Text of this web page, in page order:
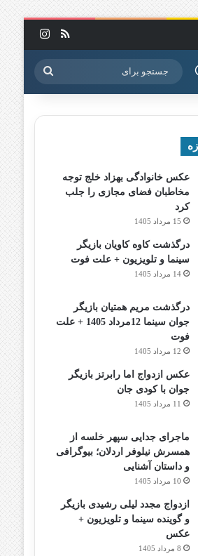
خوراک
تغییر پوسته جستجو
برای
عکس خانوادگی بهزاد خلج توجه
مخاطبان فضای مجازی را جلب
کرد
15 مرداد 1405
درگذشت کاوه کاویان بازیگر
سینما و تلویزیون + علت فوت
14 مرداد 1405
درگذشت مریم همتیان بازیگر
جوان سینما 12مرداد 1405 + علت
فوت
12 مرداد 1405
عکس ازدواج اما رابرتز بازیگر
جوان با کودی جان
11 مرداد 1405
ماجرای جدایی سپهر خلسه از
همسرش نیلوفر اردلان؛ بیوگرافی
و داستان آشنایی
10 مرداد 1405
ازدواج مجدد لیلی رشیدی بازیگر
و گوینده سینما و تلویزیون +
عکس
8 مرداد 1405